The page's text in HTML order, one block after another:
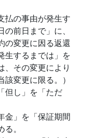
払の事由が発生す
前日まで」に、
の変更に因る返還
生するまでは」を
、その変更により
変更に限る。）
但し」を「ただ
金」を「保証期間
。